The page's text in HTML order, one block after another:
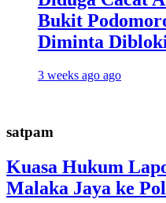
Bukit
Diminta
3 weeks ago ago
satpam
Kuasa Hukum
Malaka Jaya ke